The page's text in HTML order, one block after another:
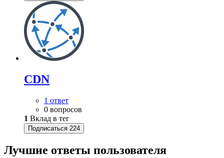
CDN
1 ответ
0 вопросов
1 Вклад в тег
Подписаться 224
Лучшие ответы пользователя